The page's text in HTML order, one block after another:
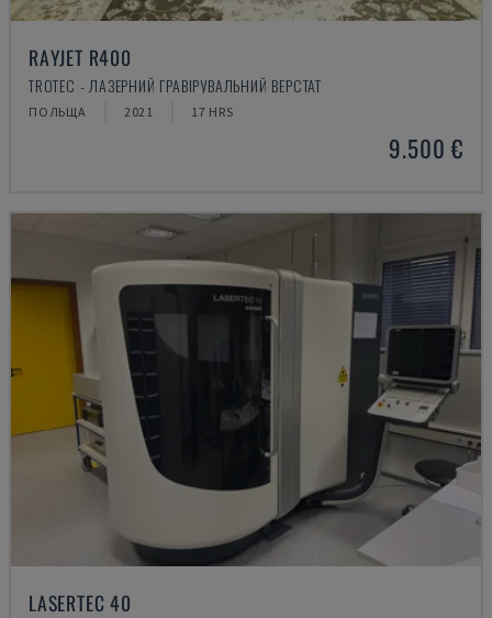
RAYJET R400
TROTEC - ЛАЗЕРНИЙ ГРАВІРУВАЛЬНИЙ ВЕРСТАТ
ПОЛЬЩА 2021 17 HRS
9.500 €
LASERTEC 40